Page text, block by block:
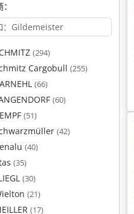
(294)
Cargobull (255)
(66)
(60)
(51)
(42)
(40)
(35)
(30)
(21)
(17)